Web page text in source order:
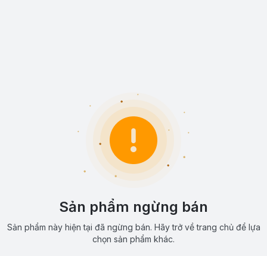
Sản phẩm ngừng bán
Sản phẩm này hiện tại đã ngừng bán. Hãy trở về trang chủ để lựa
chọn sản phẩm khác.